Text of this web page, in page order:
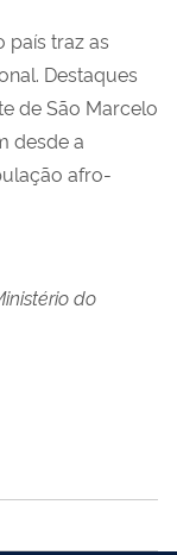
país traz as
Destaques
de São Marcelo
desde a
afro-
do
Facebook
por Twitter
porpor
para Copiar